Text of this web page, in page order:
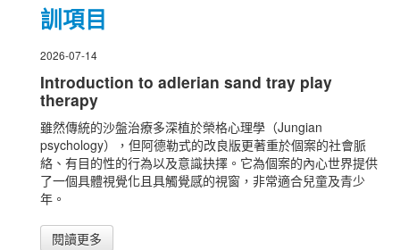
訓項目
2026-07-14
Introduction to adlerian sand tray play
therapy
雖然傳統的沙盤治療多深植於榮格心理學（Jungian
psychology），但阿德勒式的改良版更著重於個案的社會脈
絡、有目的性的行為以及意識抉擇。它為個案的內心世界提供
了一個具體視覺化且具觸覺感的視窗，非常適合兒童及青少
年。
閱讀更多